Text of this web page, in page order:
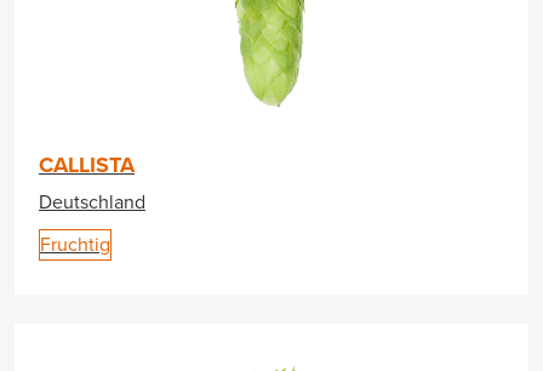
CALLISTA
Deutschland
Fruchtig